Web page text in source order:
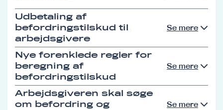
Udbetaling af
befordringstilskud til
arbejdsgivere
Se mere
Nye forenklede regler for
beregning af
befordringstilskud
Se mere
Arbejdsgiveren skal søge
om befordring og
Se mere